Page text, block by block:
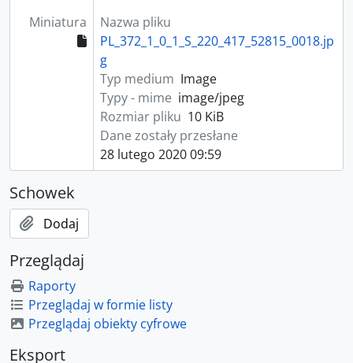
Miniatura
Nazwa pliku
PL_372_1_0_1_S_220_417_52815_0018.jp
g
Typ medium Image
Typy - mime image/jpeg
Rozmiar pliku 10 KiB
Dane zostały przesłane
28 lutego 2020 09:59
Schowek
Dodaj
Przeglądaj
Raporty
Przeglądaj w formie listy
Przeglądaj obiekty cyfrowe
Eksport